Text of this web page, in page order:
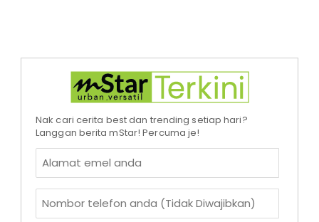
Nak cari cerita best dan trending setiap hari?
Langgan berita mStar! Percuma je!